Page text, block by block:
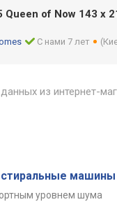
Queen of Now 143 x
С нами 7 лет
из интернет-
машины
уровнем шума